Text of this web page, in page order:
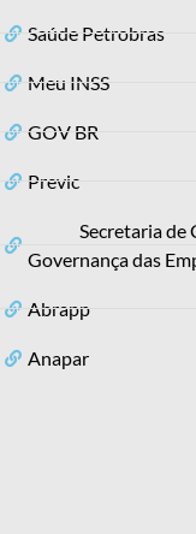
Saúde Petrobras
Meu INSS
GOV BR
Previc
Secretaria de
Governança das
Abrapp
Anapar